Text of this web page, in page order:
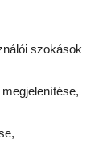
szokások